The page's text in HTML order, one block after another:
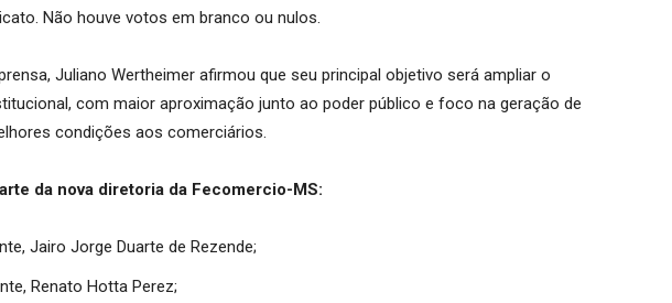
Não houve votos em branco ou nulos.
Juliano Wertheimer afirmou que seu principal objetivo será ampliar o
com maior aproximação junto ao poder público e foco na geração de
condições aos comerciários.
da nova diretoria da Fecomercio-MS:
Jairo Jorge Duarte de Rezende;
Renato Hotta Perez;